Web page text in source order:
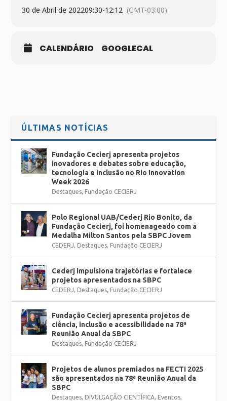
30 de Abril de 202209:30-12:12 (GMT-03:00)
CALENDÁRIO GOOGLECAL
ÚLTIMAS NOTÍCIAS
Fundação Cecierj apresenta projetos
inovadores e debates sobre educação,
tecnologia e inclusão no Rio Innovation
Week 2026
Destaques, Fundação CECIERJ
Polo Regional UAB/Cederj Rio Bonito, da
Fundação Cecierj, foi homenageado com a
Medalha Milton Santos pela SBPC Jovem
CEDERJ, Destaques, Fundação CECIERJ
Cederj impulsiona trajetórias e fortalece
projetos apresentados na SBPC
CEDERJ, Destaques, Fundação CECIERJ
Fundação Cecierj apresenta projetos de
ciência, inclusão e acessibilidade na 78ª
Reunião Anual da SBPC
Destaques, Fundação CECIERJ
Projetos de alunos premiados na FECTI 2025
são apresentados na 78ª Reunião Anual da
SBPC
Destaques, DIVULGAÇÃO CIENTÍFICA, Eventos,